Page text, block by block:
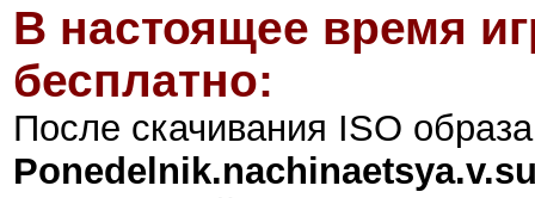
В настоящее время
бесплатно:
После скачивания ISO образа